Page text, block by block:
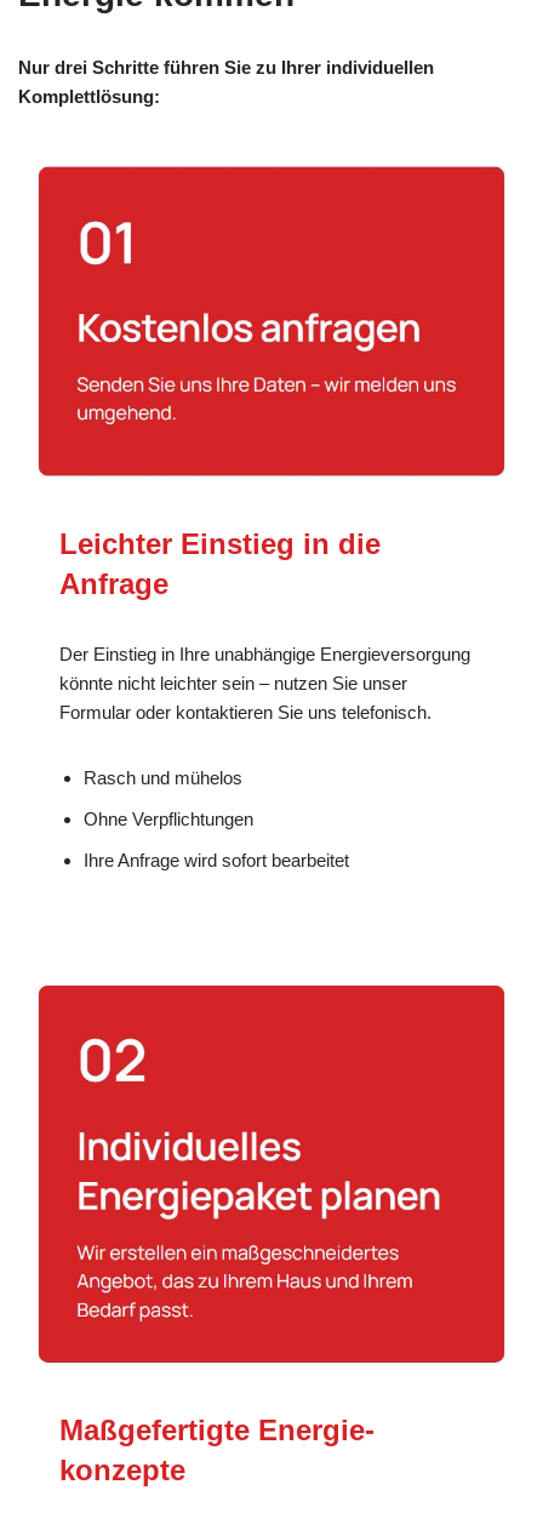
Nur drei Schritte führen Sie zu Ihrer individuellen
Komplettlösung:
Leichter Einstieg in die
Anfrage
Der Einstieg in Ihre unabhängige Energieversorgung
könnte nicht leichter sein – nutzen Sie unser
Formular oder kontaktieren Sie uns telefonisch.
Rasch und mühelos
Ohne Verpflichtungen
Ihre Anfrage wird sofort bearbeitet
Maßgefertigte Energie­
konzepte